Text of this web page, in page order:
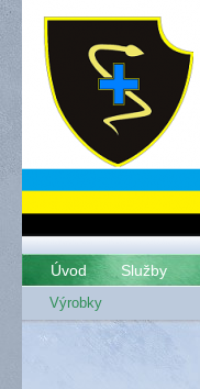
Úvod Služby
Výrobky